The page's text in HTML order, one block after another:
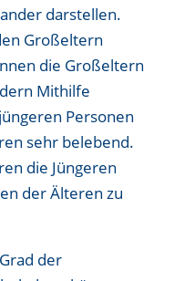
darstellen.
Großeltern
die Großeltern
Mithilfe
Personen
sehr belebend.
die Jüngeren
der Älteren zu
der